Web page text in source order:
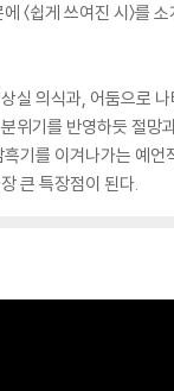
〈쉽게 쓰여진 시〉
실 의식과, 어둠으로
위기를 반영하듯 절
기를 이겨나가는 예
큰 특장점이 된다.